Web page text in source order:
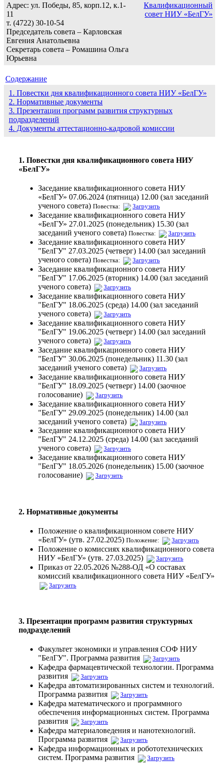
Адрес: ул. Победы, 85, корп.12, к.1-
11
т. (4722) 30-10-54
Председатель совета – Карловская
Евгения Анатольевна
Секретарь совета – Ромашина Ольга
Юрьевна
Квалификационный
совет НИУ «БелГУ»
Cодержание
1. Повестки дня квалификационного совета НИУ «БелГУ»
2. Нормативные документы
3. Презентации программ развития структурных
подразделений
4. Документы аттестационно-кадровой комиссии
1. Повестки дня квалификационного совета НИУ
«БелГУ»
Заседание квалификационного совета НИУ
«БелГУ» 07.06.2024 (пятница) 12.00 (зал заседаний
ученого совета) Повестка: Загрузить
Заседание квалификационного совета НИУ
«БелГУ» 27.01.2025 (понедельник) 15.30 (зал
заседаний ученого совета) Повестка: Загрузить
Заседание квалификационного совета НИУ
"БелГУ" 27.03.2025 (четверг) 14.00 (зал заседаний
ученого совета) Повестка: Загрузить
Заседание квалификационного совета НИУ
"БелГУ" 17.06.2025 (вторник) 14.00 (зал заседаний
ученого совета)
Загрузить
Заседание квалификационного совета НИУ
"БелГУ" 18.06.2025 (среда) 14.00 (зал заседаний
ученого совета)
Загрузить
Заседание квалификационного совета НИУ
"БелГУ" 19.06.2025 (четверг) 14.00 (зал заседаний
ученого совета)
Загрузить
Заседание квалификационного совета НИУ
"БелГУ" 30.06.2025 (понедельник) 11.30 (зал
заседаний ученого совета)
Загрузить
Заседание квалификационного совета НИУ
"БелГУ" 18.09.2025 (четверг) 14.00 (заочное
голосование)
Загрузить
Заседание квалификационного совета НИУ
"БелГУ" 29.09.2025 (понедельник) 14.00 (зал
заседаний ученого совета)
Загрузить
Заседание квалификационного совета НИУ
"БелГУ" 24.12.2025 (среда) 14.00 (зал заседаний
ученого совета)
Загрузить
Заседание квалификационного совета НИУ
"БелГУ" 18.05.2026 (понедельник) 15.00 (заочное
голосование)
Загрузить
2. Нормативные документы
Положение о квалификационном совете НИУ
«БелГУ» (утв. 27.02.2025) Положение: Загрузить
Положение о комиссиях квалификационного совета
НИУ «БелГУ» (утв. 27.03.2025)
Загрузить
Приказ от 22.05.2026 №288-ОД «О составах
комиссий квалификационного совета НИУ «БелГУ»
Загрузить
3. Презентации программ развития структурных
подразделений
Факультет экономики и управления СОФ НИУ
"БелГУ". Программа развития
Загрузить
Кафедра фармацевтической технологии. Программа
развития
Загрузить
Кафедра автоматизированных систем и технологий.
Программа развития
Загрузить
Кафедра математического и программного
обеспечения информационных систем. Программа
развития
Загрузить
Кафедра материаловедения и нанотехнологий.
Программа развития
Загрузить
Кафедра информационных и робототехнических
систем. Программа развития
Загрузить